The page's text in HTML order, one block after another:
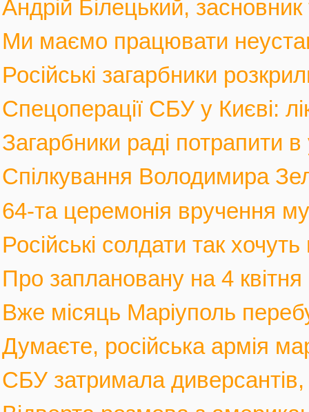
Андрій Білецький,
Ми маємо працювати
Російські загарбники
Спецоперації СБУ у Києві:
Загарбники раді потрапити
Спілкування Володимира
64-та церемонія вручення
Російські солдати так
Про заплановану на 4
Вже місяць Маріуполь
Думаєте, російська армія
СБУ затримала диверсантів,